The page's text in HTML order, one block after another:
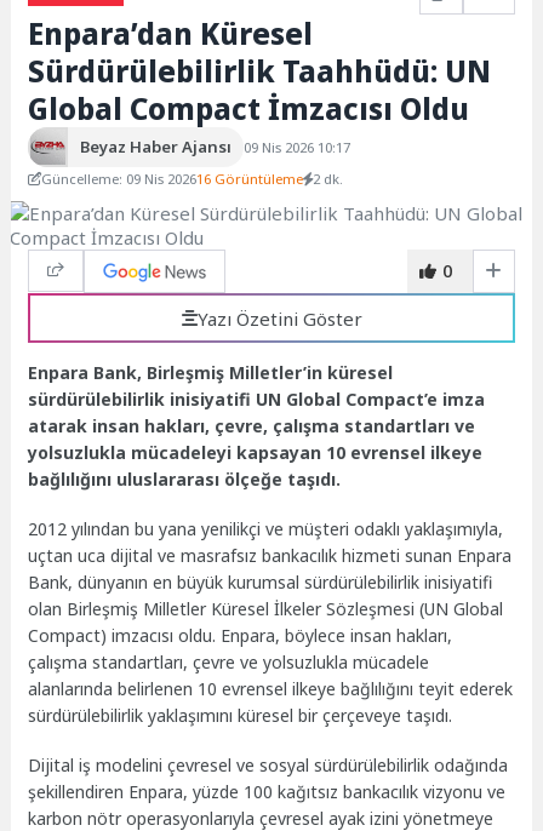
Enpara’dan Küresel
Sürdürülebilirlik Taahhüdü: UN
Global Compact İmzacısı Oldu
Beyaz Haber Ajansı
09 Nis 2026 10:17
Güncelleme: 09 Nis 202616 Görüntüleme 2 dk.
0
Yazı Özetini Göster
Enpara Bank, Birleşmiş Milletler’in küresel
sürdürülebilirlik inisiyatifi UN Global Compact’e imza
atarak insan hakları, çevre, çalışma standartları ve
yolsuzlukla mücadeleyi kapsayan 10 evrensel ilkeye
bağlılığını uluslararası ölçeğe taşıdı.
2012 yılından bu yana yenilikçi ve müşteri odaklı yaklaşımıyla,
uçtan uca dijital ve masrafsız bankacılık hizmeti sunan Enpara
Bank, dünyanın en büyük kurumsal sürdürülebilirlik inisiyatifi
olan Birleşmiş Milletler Küresel İlkeler Sözleşmesi (UN Global
Compact) imzacısı oldu. Enpara, böylece insan hakları,
çalışma standartları, çevre ve yolsuzlukla mücadele
alanlarında belirlenen 10 evrensel ilkeye bağlılığını teyit ederek
sürdürülebilirlik yaklaşımını küresel bir çerçeveye taşıdı.
Dijital iş modelini çevresel ve sosyal sürdürülebilirlik odağında
şekillendiren Enpara, yüzde 100 kağıtsız bankacılık vizyonu ve
karbon nötr operasyonlarıyla çevresel ayak izini yönetmeye